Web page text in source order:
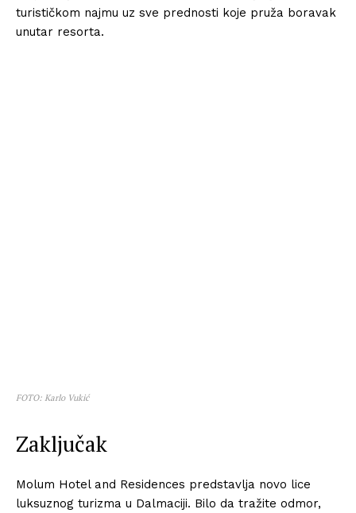
turističkom najmu uz sve prednosti koje pruža boravak
unutar resorta.
FOTO: Karlo Vukić
Zaključak
Molum Hotel and Residences predstavlja novo lice
luksuznog turizma u Dalmaciji. Bilo da tražite odmor,